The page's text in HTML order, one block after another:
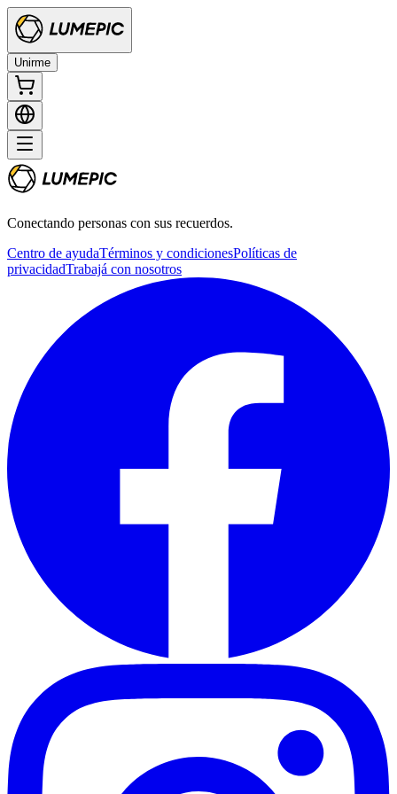
Unirme
Conectando personas con sus recuerdos.
Centro de ayudaTérminos y condicionesPolíticas de
privacidadTrabajá con nosotros